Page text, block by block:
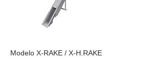
Modelo X-RAKE / X-H.RAKE